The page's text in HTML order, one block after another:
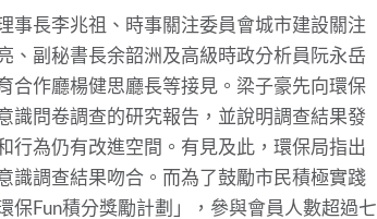
事長李兆祖、時事關注委員會城市建設關注
、副秘書長余韶洲及高級時政分析員阮永岳
合作廳楊健思廳長等接見。梁子豪先向環保
識問卷調查的研究報告，並說明調查結果發
行為仍有改進空間。有見及此，環保局指出
識調查結果吻合。而為了鼓勵市民積極實踐
保Fun積分獎勵計劃」，參與會員人數超過七